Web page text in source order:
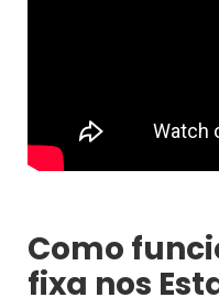
Como
fixa nos